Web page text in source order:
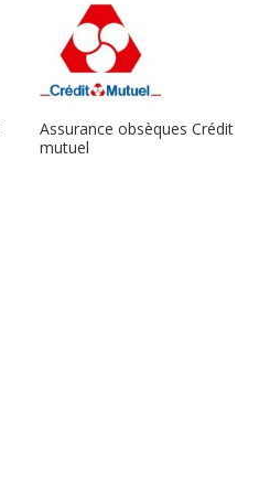
Assurance obsèques Crédit
mutuel